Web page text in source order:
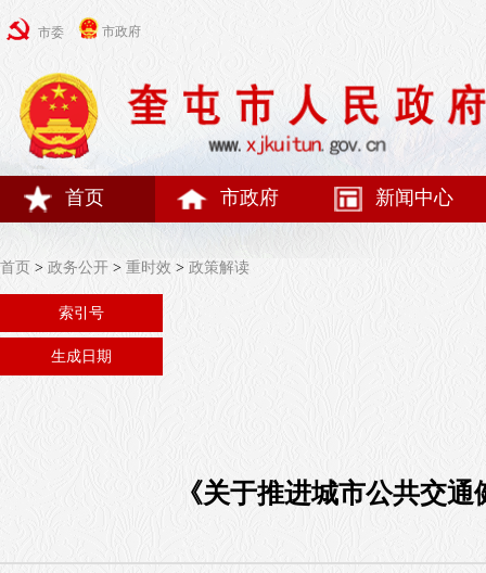
市委 市政府
首页 市政府 新闻中心
首页 > 政务公开 > 重时效 > 政策解读
索引号
生成日期
《关于推进城市公共交